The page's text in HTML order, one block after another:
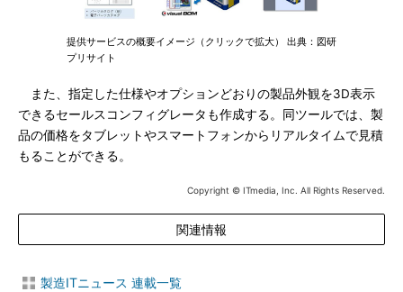
提供サービスの概要イメージ（クリックで拡大） 出典：図研
プリサイト
また、指定した仕様やオプションどおりの製品外観を3D表示
できるセールスコンフィグレータも作成する。同ツールでは、製
品の価格をタブレットやスマートフォンからリアルタイムで見積
もることができる。
Copyright © ITmedia, Inc. All Rights Reserved.
関連情報
製造ITニュース 連載一覧